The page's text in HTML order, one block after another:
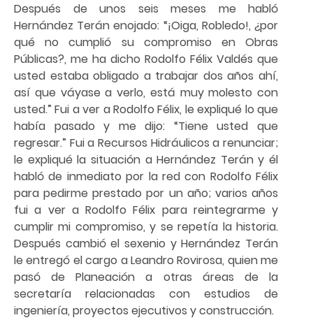
Después de unos seis meses me habló
Hernández Terán enojado: “¡Oiga, Robledo!, ¿por
qué no cumplió su compromiso en Obras
Públicas?, me ha dicho Rodolfo Félix Valdés que
usted estaba obligado a trabajar dos años ahí,
así que váyase a verlo, está muy molesto con
usted.” Fui a ver a Rodolfo Félix, le expliqué lo que
había pasado y me dijo: “Tiene usted que
regresar.” Fui a Recursos Hidráulicos a renunciar;
le expliqué la situación a Hernández Terán y él
habló de inmediato por la red con Rodolfo Félix
para pedirme prestado por un año; varios años
fui a ver a Rodolfo Félix para reintegrarme y
cumplir mi compromiso, y se repetía la historia.
Después cambió el sexenio y Hernández Terán
le entregó el cargo a Leandro Rovirosa, quien me
pasó de Planeación a otras áreas de la
secretaría relacionadas con estudios de
ingeniería, proyectos ejecutivos y construcción.